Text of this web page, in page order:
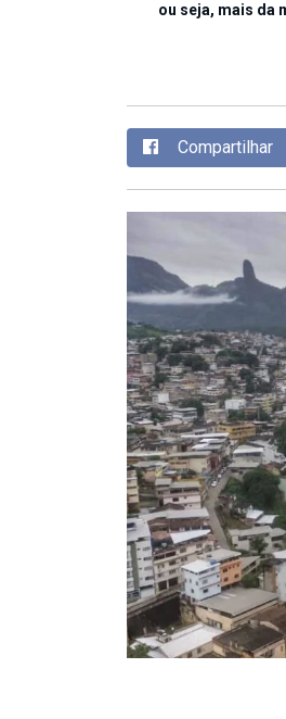
ou seja, mais da
Compartilhar